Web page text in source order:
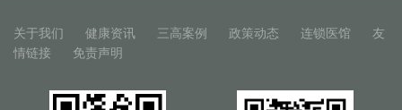
关于我们 健康资讯 三高案例 政策动态 连锁医馆
友
情链接
免责声明